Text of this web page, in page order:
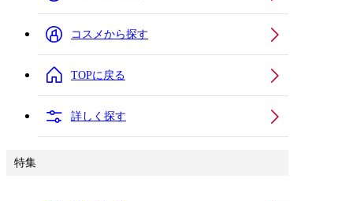
コスメから探す
TOPに戻る
詳しく探す
特集